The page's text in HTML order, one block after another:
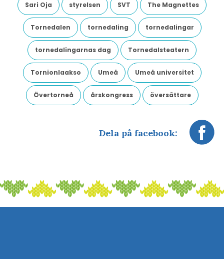
Sari Oja styrelsen SVT The Magnettes
Tornedalen tornedaling tornedalingar
tornedalingarnas dag Tornedalsteatern
Tornionlaakso Umeå Umeå universitet
Övertorneå årskongress översättare
Dela på facebook: